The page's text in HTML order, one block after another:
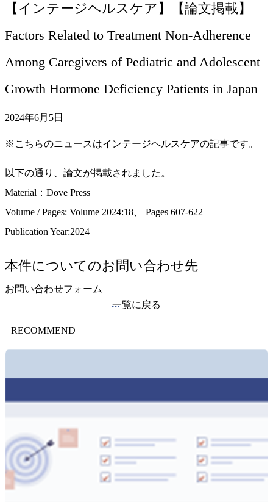
【インテージヘルスケア】【論文掲載】
Factors Related to Treatment Non-Adherence
Among Caregivers of Pediatric and Adolescent
Growth Hormone Deficiency Patients in Japan
2024年6月5日
※こちらのニュースはインテージヘルスケアの記事です。
以下の通り、論文が掲載されました。
Material：Dove Press
Volume / Pages: Volume 2024:18、 Pages 607-622
Publication Year:2024
本件についてのお問い合わせ先
お問い合わせフォーム
一覧に戻る
RECOMMEND